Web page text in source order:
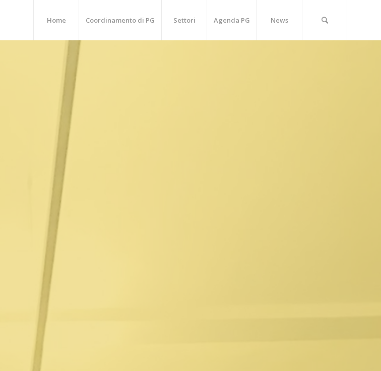
Home Coordinamento di PG Settori Agenda PG News